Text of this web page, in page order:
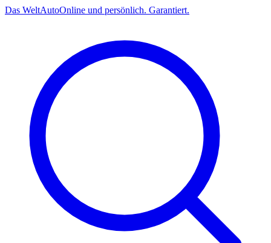
Das WeltAutoOnline und persönlich. Garantiert.